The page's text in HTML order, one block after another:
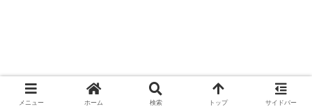
メニュー ホーム 検索 トップ サイドバー